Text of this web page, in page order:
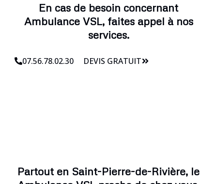
En cas de besoin concernant
Ambulance VSL, faites appel à nos
services.
07.56.78.02.30 DEVIS GRATUIT
Partout en Saint-Pierre-de-Rivière, le